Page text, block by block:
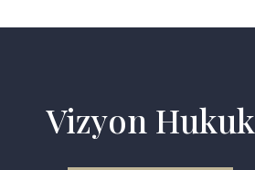
Vizyon Hukuk